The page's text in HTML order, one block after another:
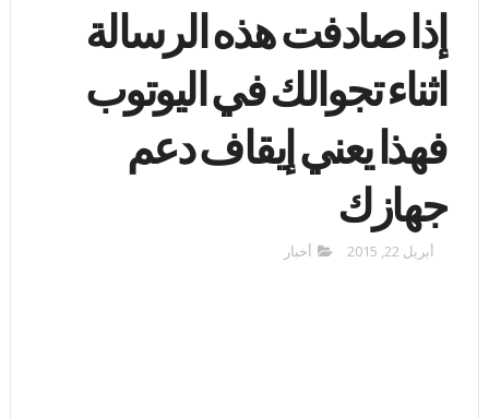
إذا صادفت هذه الرسالة
اثناء تجوالك في اليوتوب
فهذا يعني إيقاف دعم
جهازك
أبريل 22, 2015 أخبار